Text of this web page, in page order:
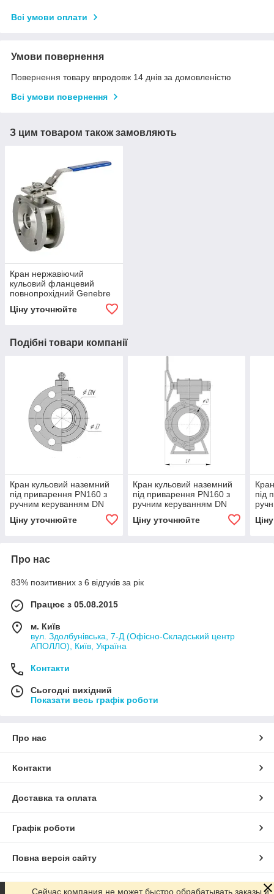
Всі умови оплати
Умови повернення
Повернення товару впродовж 14 днів за домовленістю
Всі умови повернення
З цим товаром також замовляють
Кран нержавіючий
кульовий фланцевий
повнопрохідний Genebre
Ціну уточнюйте
Подібні товари компанії
Кран кульовий наземний
під приварення РN160 з
ручним керуванням DN
Ціну уточнюйте
Кран кульовий наземний
під приварення РN160 з
ручним керуванням DN
Ціну уточнюйте
під
Про нас
83% позитивних з 6 відгуків за рік
Працює з 05.08.2015
м. Київ
вул. Здолбунівська, 7-Д (Офісно-Складський центр
АПОЛЛО), Київ, Україна
Контакти
Сьогодні вихідний
Показати весь графік роботи
Про нас
Контакти
Доставка та оплата
Графік роботи
Повна версія сайту
Сайт створено на маркетплейсі Prom.ua
Сейчас компания не может быстро обрабатывать заказы и